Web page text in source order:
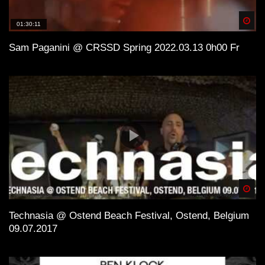
01:30:11
Sam Paganini @ CRSSD Spring 2022.03.13 0h00 Fr
Technasia @ Ostend Beach Festival, Ostend, Belgium
09.07.2017